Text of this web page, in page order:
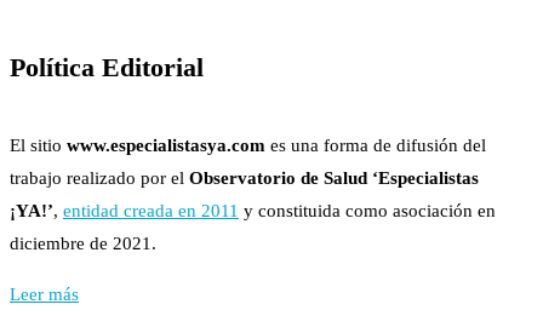
Política Editorial
El sitio www.especialistasya.com es una forma de difusión del
trabajo realizado por el Observatorio de Salud ‘Especialistas
¡YA!’, entidad creada en 2011 y constituida como asociación en
diciembre de 2021.
Leer más